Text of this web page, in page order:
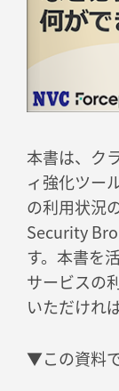
本書は、ク
ィ強化ツー
の利用状況
Security
す。本書を
サービスの
いただけれ
▼この資料